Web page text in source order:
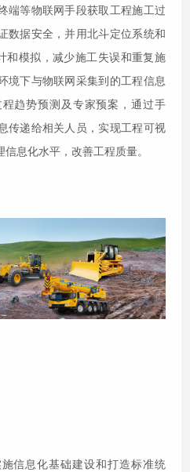
端等物联网手段获取工程施工过
数据安全，并用北斗定位系统和
和模拟，减少施工失误和重复施
境下与物联网采集到的工程信息
趋势预测及专家预案，通过手
传递给相关人员，实现工程可视
息化水平，改善工程质量。
信息化基础建设和打造标准统